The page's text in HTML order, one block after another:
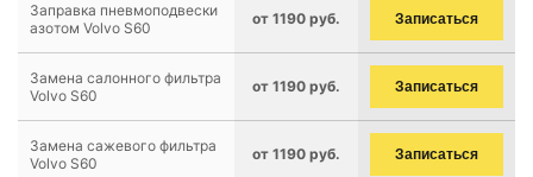
Заправка пневмоподвески
азотом Volvo S60
от 1190 руб. Записаться
Замена салонного фильтра
Volvo S60
от 1190 руб. Записаться
Замена сажевого фильтра
Volvo S60
от 1190 руб. Записаться